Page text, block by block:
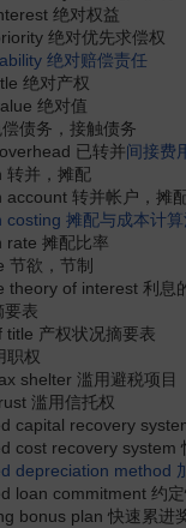
绝对权益
绝对优先求偿权
绝对赔偿责任
绝对产权
绝对值
债务，接触债务
已转并间接费
转并，摊配
account 转并帐户，摊
costing 摊配与成本计
rate 摊配比率
节欲，节制
theory of interest 利息
要表
title 产权状况摘要表
职权
shelter 滥用避税项目
滥用信托权
capital recovery
cost recovery system
depreciation method
loan commitment 约
bonus plan 快速累进